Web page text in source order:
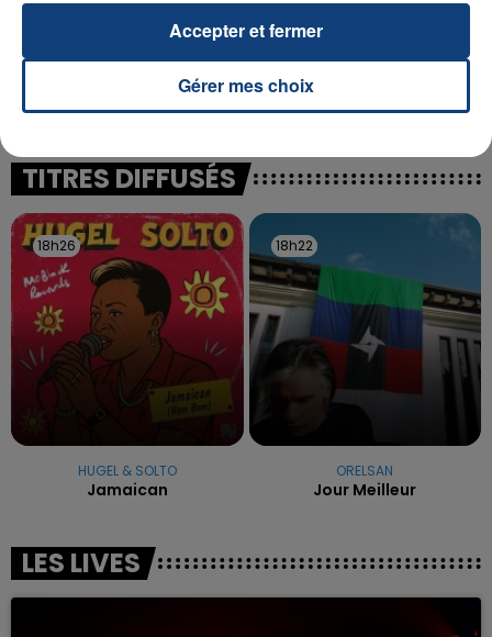
UNE ADOLESCENTE DEVANT SE FAIRE
OPÉRER DE LA CHEVILLE RESSORT DE LA...
La famille a porté plainte contre la clinique qui a
excuses.
TITRES DIFFUSÉS
18h26
18h26
HUGEL & SOLTO
Jamaican
18h22
18h22
ORELSAN
Jour Meilleur
LES LIVES
Gérer mes choix
Accepter et fermer